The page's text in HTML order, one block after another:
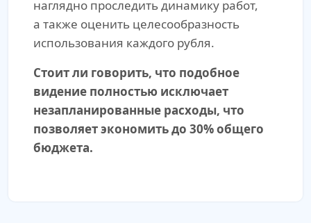
наглядно проследить динамику работ,
а также оценить целесообразность
использования каждого рубля.
Стоит ли говорить, что подобное
видение полностью исключает
незапланированные расходы, что
позволяет экономить до 30% общего
бюджета.